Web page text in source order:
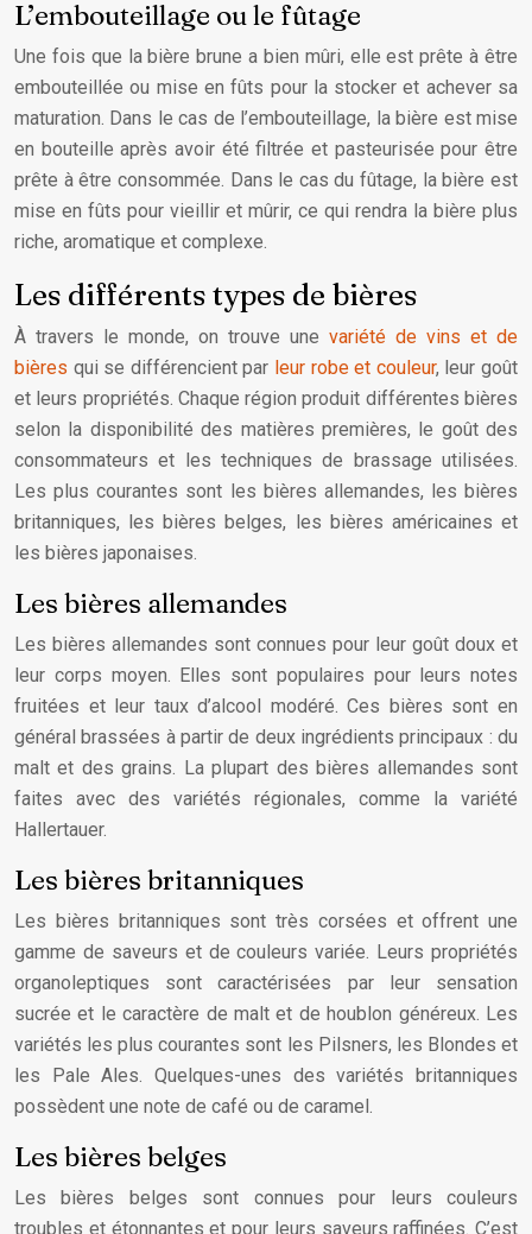
L’embouteillage ou le fûtage
Une fois que la bière brune a bien mûri, elle est prête à être
embouteillée ou mise en fûts pour la stocker et achever sa
maturation. Dans le cas de l’embouteillage, la bière est mise
en bouteille après avoir été filtrée et pasteurisée pour être
prête à être consommée. Dans le cas du fûtage, la bière est
mise en fûts pour vieillir et mûrir, ce qui rendra la bière plus
riche, aromatique et complexe.
Les différents types de bières
À travers le monde, on trouve une variété de vins et de
bières qui se différencient par leur robe et couleur, leur goût
et leurs propriétés. Chaque région produit différentes bières
selon la disponibilité des matières premières, le goût des
consommateurs et les techniques de brassage utilisées.
Les plus courantes sont les bières allemandes, les bières
britanniques, les bières belges, les bières américaines et
les bières japonaises.
Les bières allemandes
Les bières allemandes sont connues pour leur goût doux et
leur corps moyen. Elles sont populaires pour leurs notes
fruitées et leur taux d’alcool modéré. Ces bières sont en
général brassées à partir de deux ingrédients principaux : du
malt et des grains. La plupart des bières allemandes sont
faites avec des variétés régionales, comme la variété
Hallertauer.
Les bières britanniques
Les bières britanniques sont très corsées et offrent une
gamme de saveurs et de couleurs variée. Leurs propriétés
organoleptiques sont caractérisées par leur sensation
sucrée et le caractère de malt et de houblon généreux. Les
variétés les plus courantes sont les Pilsners, les Blondes et
les Pale Ales. Quelques-unes des variétés britanniques
possèdent une note de café ou de caramel.
Les bières belges
Les bières belges sont connues pour leurs couleurs
troubles et étonnantes et pour leurs saveurs raffinées. C’est